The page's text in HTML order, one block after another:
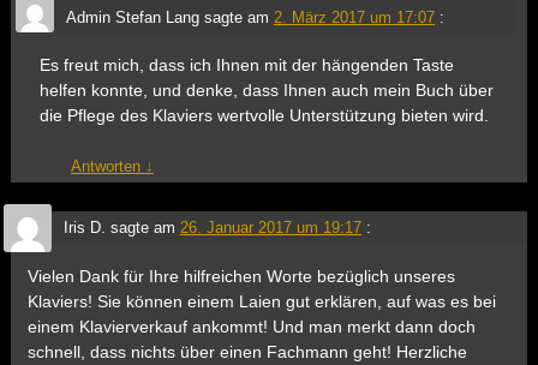
Admin Stefan Langsagte am 2. März 2017 um 17:07 :
Es freut mich, dass ich Ihnen mit der hängenden Taste
helfen konnte, und denke, dass Ihnen auch mein Buch über
die Pflege des Klaviers wertvolle Unterstützung bieten wird.
Antworten ↓
Iris D. sagte am 26. Januar 2017 um 19:17 :
Vielen Dank für Ihre hilfreichen Worte bezüglich unseres
Klaviers! Sie können einem Laien gut erklären, auf was es bei
einem Klavierverkauf ankommt! Und man merkt dann doch
schnell, dass nichts über einen Fachmann geht! Herzliche